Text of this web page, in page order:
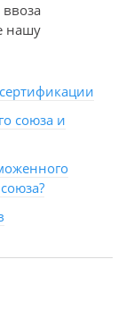
нашу
союза и